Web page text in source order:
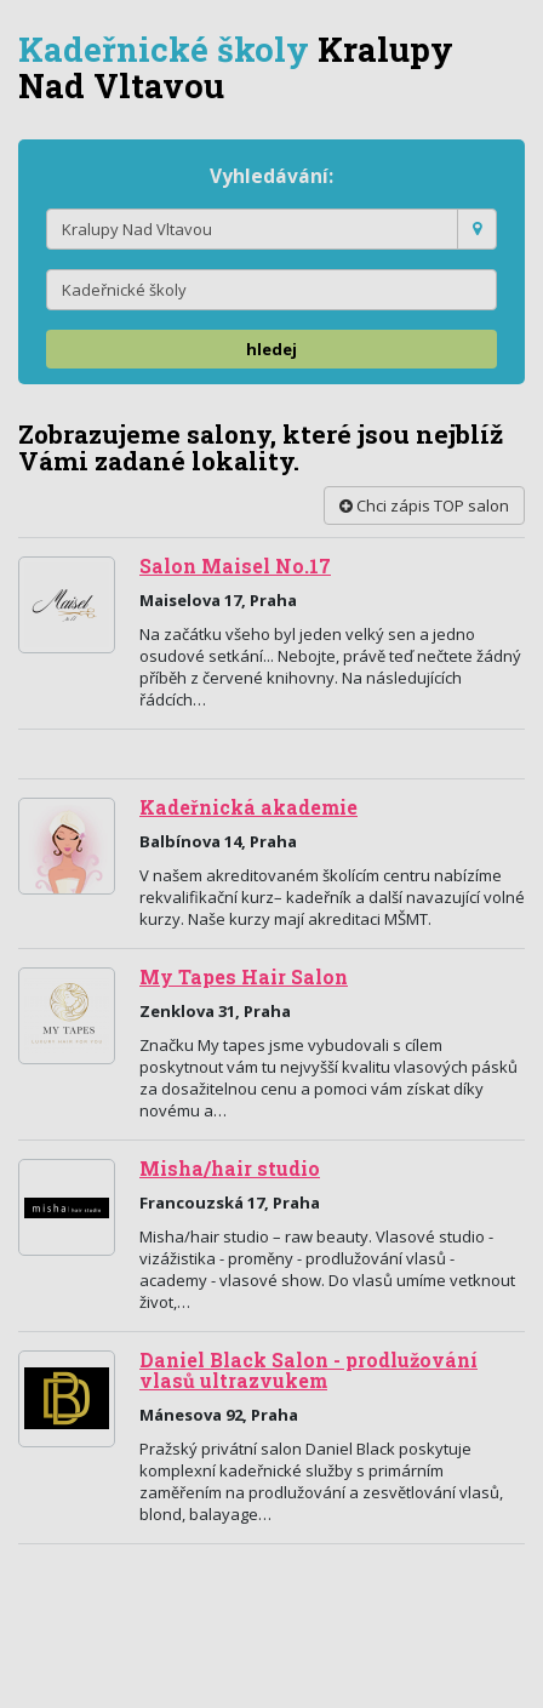
Kadeřnické školy Kralupy
Nad Vltavou
Vyhledávání:
hledej
Zobrazujeme salony, které jsou nejblíž
Vámi zadané lokality.
Chci zápis TOP salon
Salon Maisel No.17
Maiselova 17, Praha
Na začátku všeho byl jeden velký sen a jedno
osudové setkání... Nebojte, právě teď nečtete žádný
příběh z červené knihovny. Na následujících
řádcích…
Kadeřnická akademie
Balbínova 14, Praha
V našem akreditovaném školícím centru nabízíme
rekvalifikační kurz– kadeřník a další navazující volné
kurzy. Naše kurzy mají akreditaci MŠMT.
My Tapes Hair Salon
Zenklova 31, Praha
Značku My tapes jsme vybudovali s cílem
poskytnout vám tu nejvyšší kvalitu vlasových pásků
za dosažitelnou cenu a pomoci vám získat díky
novému a…
Misha/hair studio
Francouzská 17, Praha
Misha/hair studio – raw beauty. Vlasové studio -
vizážistika - proměny - prodlužování vlasů -
academy - vlasové show. Do vlasů umíme vetknout
život,…
Daniel Black Salon - prodlužování
vlasů ultrazvukem
Mánesova 92, Praha
Pražský privátní salon Daniel Black poskytuje
komplexní kadeřnické služby s primárním
zaměřením na prodlužování a zesvětlování vlasů,
blond, balayage…